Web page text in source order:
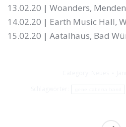
13.02.20 | Woanders,
14.02.20 | Earth Music Hall,
15.02.20 | Aatalhaus, Bad